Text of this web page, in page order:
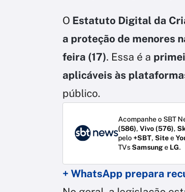
O Estatuto Digital da
a proteção de menores
feira (17). Essa é a
aplicáveis às
público.
Acompanhe o SBT
(586), Vivo (576),
pelo+SBT, Sitee
TVsSamsunge LG.
+ WhatsApp prepara